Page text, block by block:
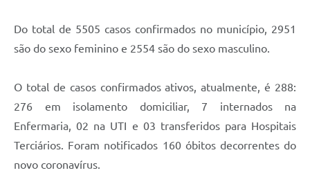
Ouvidoria Municipal
Audiências Públicas
Arquivos para Download
Do total de 5505 casos confirmados no município, 2951
são do sexo feminino e 2554 são do sexo masculino.
O total de casos confirmados ativos, atualmente, é 288:
276 em isolamento domiciliar, 7 internados na
Enfermaria, 02 na UTI e 03 transferidos para Hospitais
Terciários. Foram notificados 160 óbitos decorrentes do
novo coronavírus.